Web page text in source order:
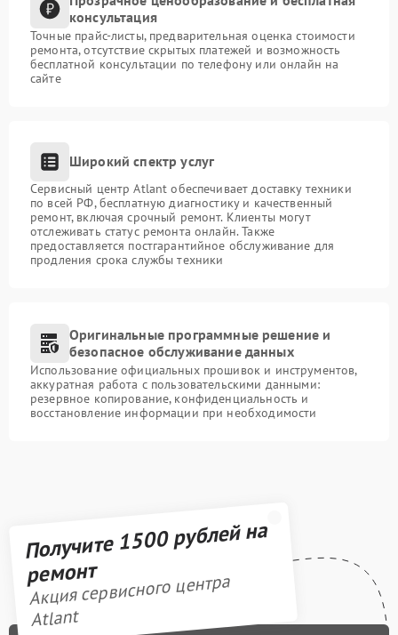
консультация
Точные прайс-листы, предварительная оценка стоимости
ремонта, отсутствие скрытых платежей и возможность
бесплатной консультации по телефону или онлайн на
сайте
Широкий спектр услуг
Сервисный центр Atlant обеспечивает доставку техники
по всей РФ, бесплатную диагностику и качественный
ремонт, включая срочный ремонт. Клиенты могут
отслеживать статус ремонта онлайн. Также
предоставляется постгарантийное обслуживание для
продления срока службы техники
Оригинальные программные решение и
безопасное обслуживание данных
Использование официальных прошивок и инструментов,
аккуратная работа с пользовательскими данными:
резервное копирование, конфиденциальность и
восстановление информации при необходимости
Получите 1500 рублей на
ремонт
Акция сервисного центра
Atlant